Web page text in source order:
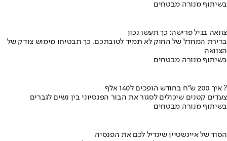
בשיתוף מנורה מבטחים
צוואה בגיל פרישה: כך תעשו נכון
ברירת המחדל של החוק לא תמיד לטובתכם. כך תבטיחו מימוש צודק של
הצוואה
בשיתוף מנורה מבטחים
איך 200 ש"ח בחודש הופכים ל140 אלף ?
צעדים קטנים שיכולים לסגור את הבור הפנסיוני בין נשים לגברים
בשיתוף מנורה מבטחים
הסוד של איינשטיין שיגדיל לכם את הפנסיה